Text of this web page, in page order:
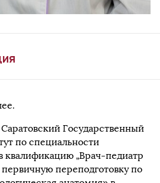
Саратовский Государственный
по специальности
квалификацию „Врач-педиатр
первичную переподготовку по